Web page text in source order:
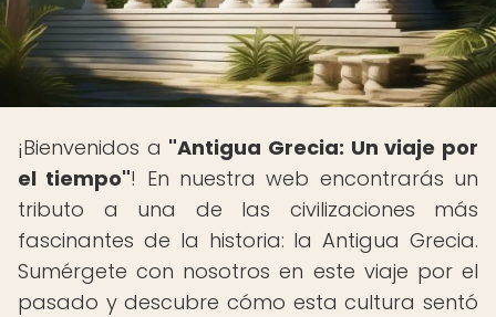
¡Bienvenidos a "Antigua Grecia: Un viaje por
el tiempo"! En nuestra web encontrarás un
tributo a una de las civilizaciones más
fascinantes de la historia: la Antigua Grecia.
Sumérgete con nosotros en este viaje por el
pasado y descubre cómo esta cultura sentó